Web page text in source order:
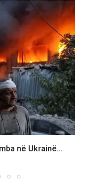
në Ukrainë...